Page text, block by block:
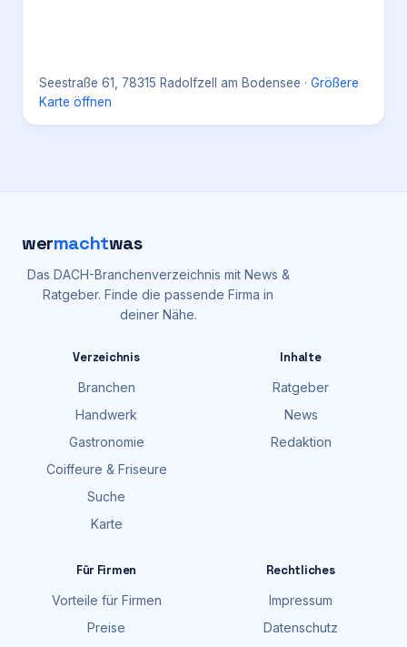
Seestraße 61, 78315 Radolfzell am Bodensee · Größere
Karte öffnen
wermachtwas
Das DACH-Branchenverzeichnis mit News &
Ratgeber. Finde die passende Firma in
deiner Nähe.
Verzeichnis
Branchen
Handwerk
Gastronomie
Coiffeure & Friseure
Suche
Karte
Inhalte
Ratgeber
News
Redaktion
Für Firmen
Vorteile für Firmen
Preise
Rechtliches
Impressum
Datenschutz